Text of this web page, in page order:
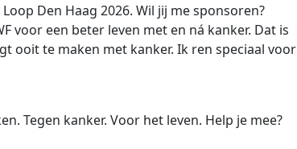
Den Haag 2026. Wil jij me sponsoren?
voor een beter leven met en ná kanker. Dat is
ooit te maken met kanker. Ik ren speciaal voor
Tegen kanker. Voor het leven. Help je mee?